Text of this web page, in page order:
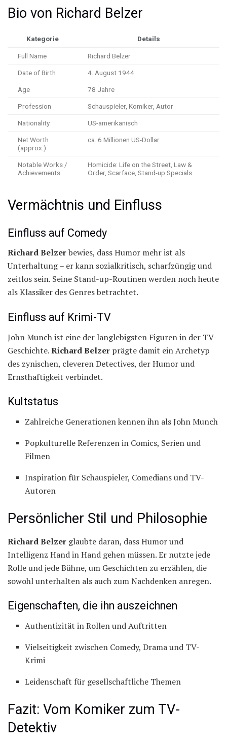
Bio von Richard Belzer
Kategorie Details
Full Name Richard Belzer
Date of Birth 4. August 1944
Age 78 Jahre
Profession Schauspieler, Komiker, Autor
Nationality US-amerikanisch
Net Worth
(approx.)
ca. 6 Millionen US-Dollar
Notable Works /
Achievements
Homicide: Life on the Street, Law &
Order, Scarface, Stand-up Specials
Vermächtnis und Einfluss
Einfluss auf Comedy
Richard Belzerbewies, dass Humor mehr ist als
Unterhaltung – er kann sozialkritisch, scharfzüngig und
zeitlos sein. Seine Stand-up-Routinen werden noch heute
als Klassiker des Genres betrachtet.
Einfluss auf Krimi-TV
John Munch ist eine der langlebigsten Figuren in der TV-
Geschichte.Richard Belzer prägte damit ein Archetyp
des zynischen, cleveren Detectives, der Humor und
Ernsthaftigkeit verbindet.
Kultstatus
Zahlreiche Generationen kennen ihn als John Munch
Popkulturelle Referenzen in Comics, Serien und
Filmen
Inspiration für Schauspieler, Comedians und TV-
Autoren
Persönlicher Stil und Philosophie
Richard Belzer glaubte daran, dass Humor und
Intelligenz Hand in Hand gehen müssen. Er nutzte jede
Rolle und jede Bühne, um Geschichten zu erzählen, die
sowohl unterhalten als auch zum Nachdenken anregen.
Eigenschaften, die ihn auszeichnen
Authentizität in Rollen und Auftritten
Vielseitigkeit zwischen Comedy, Drama und TV-
Krimi
Leidenschaft für gesellschaftliche Themen
Fazit: Vom Komiker zum TV-
Detektiv